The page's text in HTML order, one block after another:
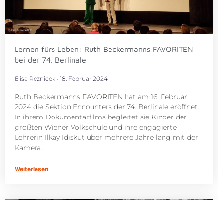
Lernen fürs Leben: Ruth Beckermanns FAVORITEN
bei der 74. Berlinale
Elisa Reznicek 18. Februar 2024
Ruth Beckermanns FAVORITEN hat am 16. Februar
2024 die Sektion Encounters der 74. Berlinale eröffnet.
In ihrem Dokumentarfilms begleitet sie Kinder der
größten Wiener Volkschule und ihre engagierte
Lehrerin Ilkay Idiskut über mehrere Jahre lang mit der
Kamera.
Weiterlesen